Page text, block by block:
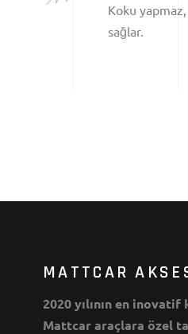
Koku
sağlar.
MATTCAR
2020 yılının en
Mattcar araçlara özel